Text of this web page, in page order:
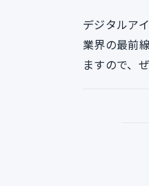
デジタルア
業界の最前
ますので、